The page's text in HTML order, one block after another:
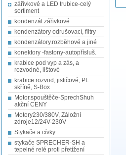
zářivkové a LED trubice-celý
sortiment
kondenzát.zářivkové
kondenzátory odrušovací, filtry
kondenzátory.rozběhové a jiné
konektory -fastony-autopřísluš.
krabice pod vyp a zás, a
rozvodné, lištové
krabice rozvod, jističové, PL
skříně, S-Box
Motor.spouštěče-SprechShuh
akční CENY
Motory230/380V, Záložní
zdroje12/24V-230V
Stykače a cívky
stykače SPRECHER-SH a
tepelné relé proti přetížení